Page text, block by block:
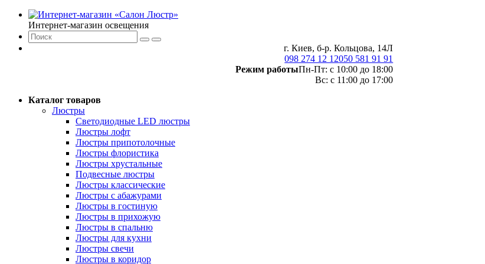
Интернет-магазин освещения
г. Киев, б-р. Кольцова, 14Л
098 274 12 12050 581 91 91
Режим работыПн-Пт: с 10:00 до 18:00
Вс: с 11:00 до 17:00
Каталог товаров
Люстры
Светодиодные LED люстры
Люстры лофт
Люстры припотолочные
Люстры флористика
Люстры хрустальные
Подвесные люстры
Люстры классические
Люстры с абажурами
Люстры в гостиную
Люстры в прихожую
Люстры в спальню
Люстры для кухни
Люстры свечи
Люстры в коридор